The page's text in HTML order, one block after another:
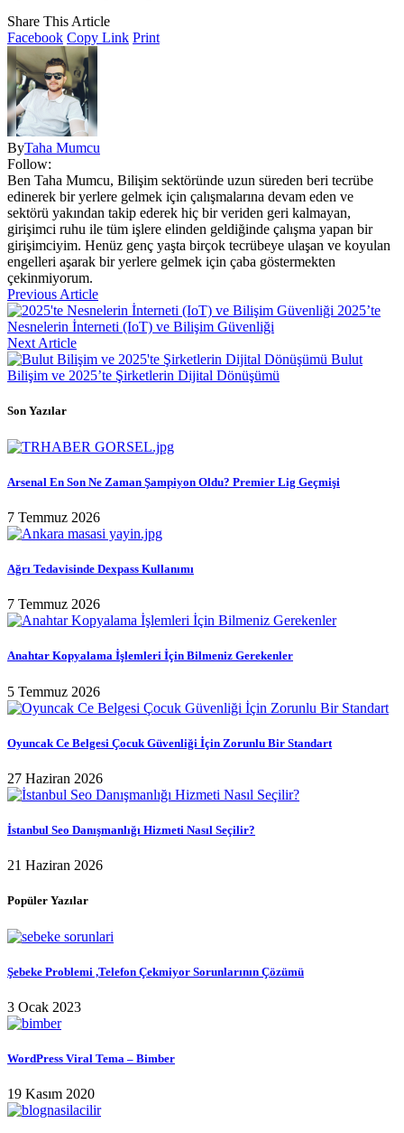
Share This Article
Facebook Copy Link Print
ByTaha Mumcu
Follow:
Ben Taha Mumcu, Bilişim sektöründe uzun süreden beri tecrübe
edinerek bir yerlere gelmek için çalışmalarına devam eden ve
sektörü yakından takip ederek hiç bir veriden geri kalmayan,
girişimci ruhu ile tüm işlere elinden geldiğinde çalışma yapan bir
girişimciyim. Henüz genç yaşta birçok tecrübeye ulaşan ve koyulan
engelleri aşarak bir yerlere gelmek için çaba göstermekten
çekinmiyorum.
Previous Article
2025’te
Nesnelerin İnterneti (IoT) ve Bilişim Güvenliği
Next Article
Bulut
Bilişim ve 2025’te Şirketlerin Dijital Dönüşümü
Son Yazılar
Arsenal En Son Ne Zaman Şampiyon Oldu? Premier Lig Geçmişi
7 Temmuz 2026
Ağrı Tedavisinde Dexpass Kullanımı
7 Temmuz 2026
Anahtar Kopyalama İşlemleri İçin Bilmeniz Gerekenler
5 Temmuz 2026
Oyuncak Ce Belgesi Çocuk Güvenliği İçin Zorunlu Bir Standart
27 Haziran 2026
İstanbul Seo Danışmanlığı Hizmeti Nasıl Seçilir?
21 Haziran 2026
Popüler Yazılar
Şebeke Problemi ,Telefon Çekmiyor Sorunlarının Çözümü
3 Ocak 2023
WordPress Viral Tema – Bimber
19 Kasım 2020